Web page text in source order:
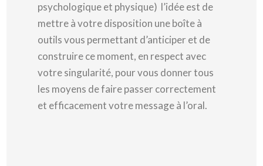
psychologique et physique) l’idée est de
mettre à votre disposition une boîte à
outils vous permettant d’anticiper et de
construire ce moment, en respect avec
votre singularité, pour vous donner tous
les moyens de faire passer correctement
et efficacement votre message à l’oral.